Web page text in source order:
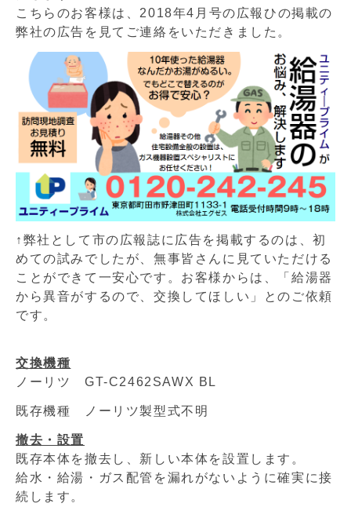
こちらのお客様は、2018年4月号の広報ひの掲載の
弊社の広告を見てご連絡をいただきました。
↑弊社として市の広報誌に広告を掲載するのは、初
めての試みでしたが、無事皆さんに見ていただける
ことができて一安心です。お客様からは、「給湯器
から異音がするので、交換してほしい」とのご依頼
です。
交換機種
ノーリツ GT-C2462SAWX BL
既存機種 ノーリツ製型式不明
撤去・設置
既存本体を撤去し、新しい本体を設置します。
給水・給湯・ガス配管を漏れがないように確実に接
続します。